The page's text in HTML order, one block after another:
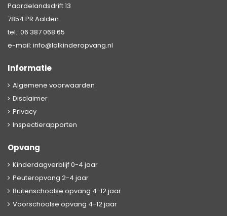
Paardelandsdrift 13
7854 PR Aalden
tel.: 06 387 068 65
e-mail: info@lolkinderopvang.nl
Informatie
Algemene voorwaarden
Disclaimer
Privacy
Inspectierapporten
Opvang
Kinderdagverblijf 0-4 jaar
Peuteropvang 2-4 jaar
Buitenschoolse opvang 4-12 jaar
Voorschoolse opvang 4-12 jaar